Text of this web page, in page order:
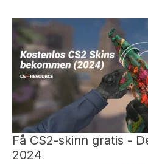
Få CS2-skinn gratis -
2024